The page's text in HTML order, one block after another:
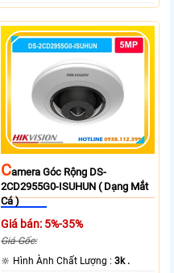
CAmera Góc Rộng DS-
2CD2955G0-ISUHUN ( Dạng Mắt
Cá )
Giá bán: 5%-35%
Giá Gốc:
🔆 Hình Ành Chất Lượng :3k .